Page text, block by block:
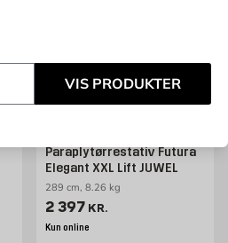
VIS PRODUKTER
Paraplytørrestativ Futura
Elegant XXL Lift JUWEL
289 cm, 8.26 kg
Pris 2397 kr. /stk
2 397 KR.
Kun online